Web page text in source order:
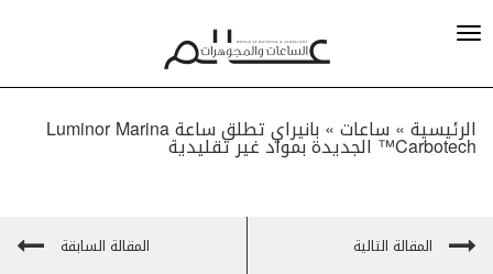
الرئيسية » ساعات» بانيراي تطلق ساعة Luminor Marina
Carbotech™ الجديدة بمواد غير تقليدية
المقالة التالية المقالة السابقة